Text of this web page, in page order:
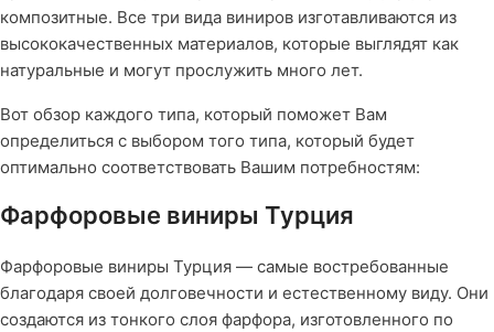
композитные. Все три вида виниров изготавливаются из
высококачественных материалов, которые выглядят как
натуральные и могут прослужить много лет.
Вот обзор каждого типа, который поможет Вам
определиться с выбором того типа, который будет
оптимально соответствовать Вашим потребностям:
Фарфоровые виниры Турция
Фарфоровые виниры Турция — самые востребованные
благодаря своей долговечности и естественному виду. Они
создаются из тонкого слоя фарфора, изготовленного по